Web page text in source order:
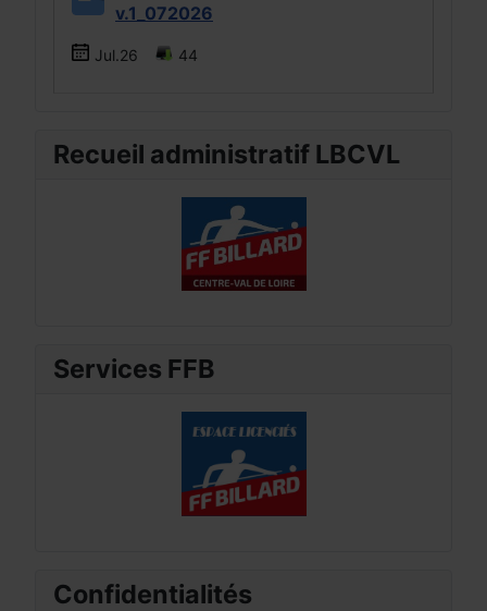
v.1_072026
Jul.26 44
Recueil administratif LBCVL
Services FFB
Confidentialités